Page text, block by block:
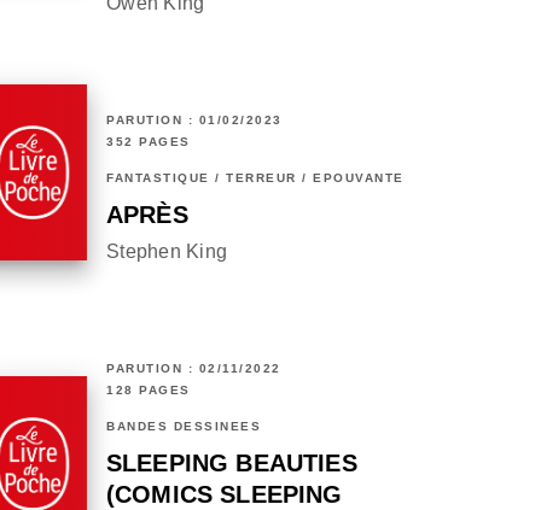
PARUTION : 01/02/2023
352 PAGES
FANTASTIQUE / TERREUR / EPOUVANTE
APRÈS
Stephen King
PARUTION : 02/11/2022
128 PAGES
BANDES DESSINÉES
SLEEPING BEAUTIES
(COMICS SLEEPING